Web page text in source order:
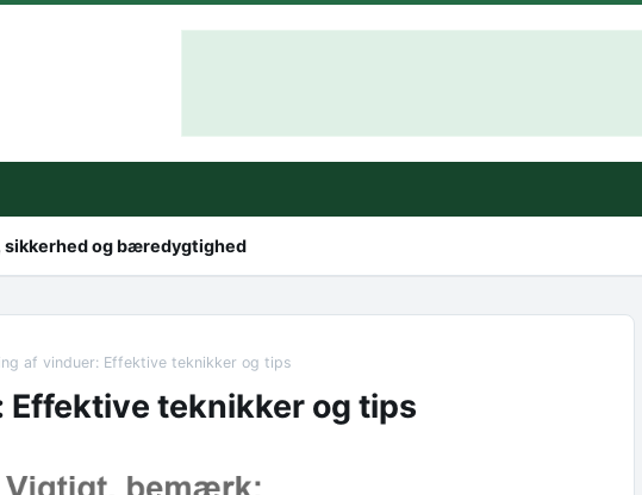
sikkerhed og bæredygtighed
af vinduer: Effektive teknikker og tips
Effektive teknikker og tips